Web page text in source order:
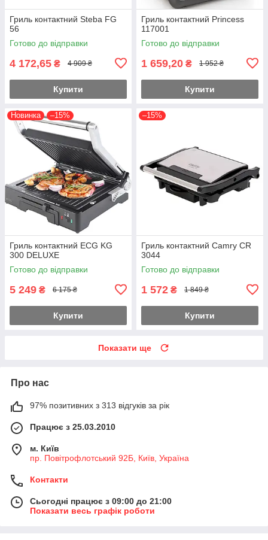
Гриль контактний Steba FG
56
Готово до відправки
4 172,65 ₴ 4 909 ₴
Купити
Гриль контактний Princess
117001
Готово до відправки
1 659,20 ₴ 1 952 ₴
Купити
Новинка –15%
Гриль контактний ECG KG
300 DELUXE
Готово до відправки
5 249 ₴ 6 175 ₴
Купити
–15%
Гриль контактний Camry CR
3044
Готово до відправки
1 572 ₴ 1 849 ₴
Купити
Показати ще
Про нас
97% позитивних з 313 відгуків за рік
Працює з 25.03.2010
м. Київ
пр. Повітрофлотський 92Б, Київ, Україна
Контакти
Сьогодні працює з 09:00 до 21:00
Показати весь графік роботи